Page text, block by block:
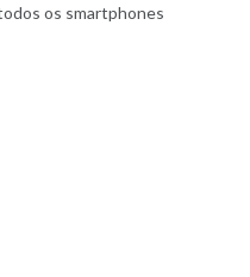
os smartphones